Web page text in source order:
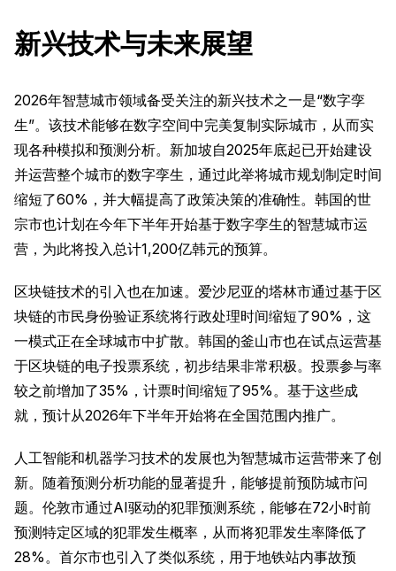
新兴技术与未来展望
2026年智慧城市领域备受关注的新兴技术之一是“数字孪
生”。该技术能够在数字空间中完美复制实际城市，从而实
现各种模拟和预测分析。新加坡自2025年底起已开始建设
并运营整个城市的数字孪生，通过此举将城市规划制定时间
缩短了60%，并大幅提高了政策决策的准确性。韩国的世
宗市也计划在今年下半年开始基于数字孪生的智慧城市运
营，为此将投入总计1,200亿韩元的预算。
区块链技术的引入也在加速。爱沙尼亚的塔林市通过基于区
块链的市民身份验证系统将行政处理时间缩短了90%，这
一模式正在全球城市中扩散。韩国的釜山市也在试点运营基
于区块链的电子投票系统，初步结果非常积极。投票参与率
较之前增加了35%，计票时间缩短了95%。基于这些成
就，预计从2026年下半年开始将在全国范围内推广。
人工智能和机器学习技术的发展也为智慧城市运营带来了创
新。随着预测分析功能的显著提升，能够提前预防城市问
题。伦敦市通过AI驱动的犯罪预测系统，能够在72小时前
预测特定区域的犯罪发生概率，从而将犯罪发生率降低了
28%。首尔市也引入了类似系统，用于地铁站内事故预